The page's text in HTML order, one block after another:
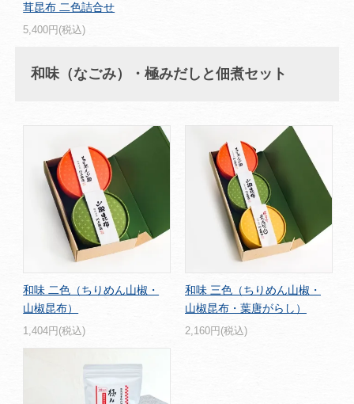
茸昆布 二色詰合せ
5,400円(税込)
和味（なごみ）・極みだしと佃煮セット
和味 二色（ちりめん山椒・
山椒昆布）
1,404円(税込)
和味 三色（ちりめん山椒・
山椒昆布・葉唐がらし）
2,160円(税込)